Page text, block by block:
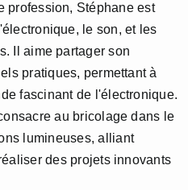
profession, Stéphane est
le son, et les
Il aime partager son
pratiques, permettant à
fascinant de l'électronique.
au bricolage dans le
lumineuses, alliant
des projets innovants